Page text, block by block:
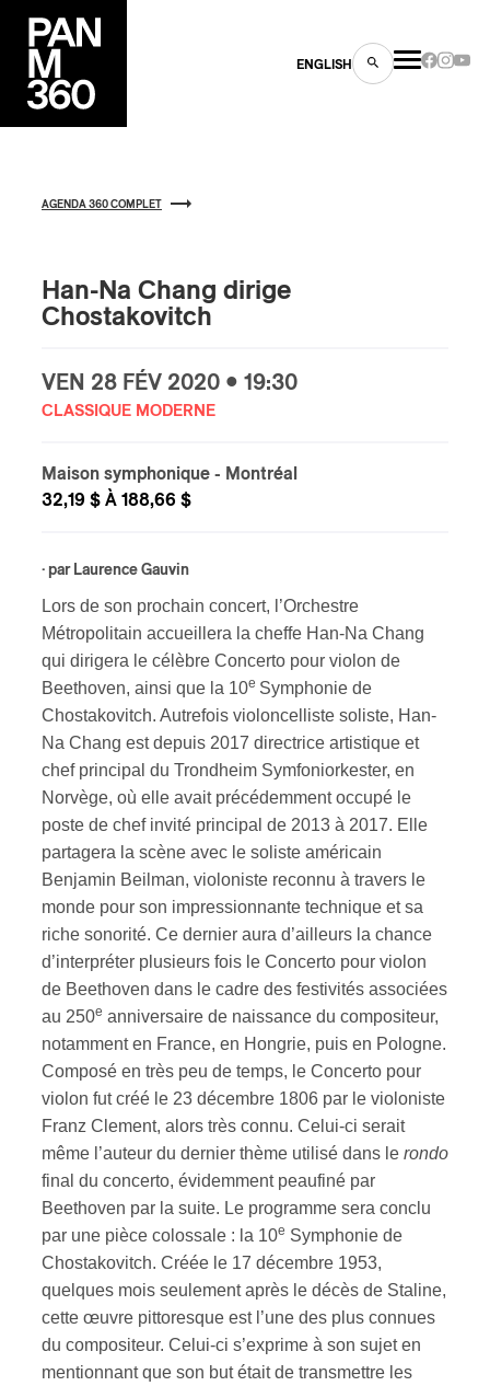
ENGLISH
AGENDA 360 COMPLET
Han-Na Chang dirige
Chostakovitch
VEN 28 FÉV 2020 • 19:30
CLASSIQUE MODERNE
Maison symphonique - Montréal
32,19 $ À 188,66 $
· par Laurence Gauvin
Lors de son prochain concert, l’Orchestre
Métropolitain accueillera la cheffe Han-Na Chang
qui dirigera le célèbre Concerto pour violon de
Beethoven, ainsi que la 10e Symphonie de
Chostakovitch. Autrefois violoncelliste soliste, Han-
Na Chang est depuis 2017 directrice artistique et
chef principal du Trondheim Symfoniorkester, en
Norvège, où elle avait précédemment occupé le
poste de chef invité principal de 2013 à 2017. Elle
partagera la scène avec le soliste américain
Benjamin Beilman, violoniste reconnu à travers le
monde pour son impressionnante technique et sa
riche sonorité. Ce dernier aura d’ailleurs la chance
d’interpréter plusieurs fois le Concerto pour violon
de Beethoven dans le cadre des festivités associées
au 250e anniversaire de naissance du compositeur,
notamment en France, en Hongrie, puis en Pologne.
Composé en très peu de temps, le Concerto pour
violon fut créé le 23 décembre 1806 par le violoniste
Franz Clement, alors très connu. Celui-ci serait
même l’auteur du dernier thème utilisé dans le rondo
final du concerto, évidemment peaufiné par
Beethoven par la suite. Le programme sera conclu
par une pièce colossale : la 10e Symphonie de
Chostakovitch. Créée le 17 décembre 1953,
quelques mois seulement après le décès de Staline,
cette œuvre pittoresque est l’une des plus connues
du compositeur. Celui-ci s’exprime à son sujet en
mentionnant que son but était de transmettre les